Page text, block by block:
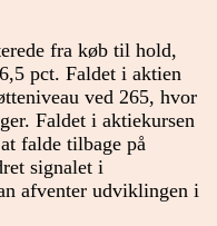
fra køb til hold,
pct. Faldet i aktien
ved 265, hvor
Faldet i aktiekursen
falde tilbage på
signalet i
afventer udviklingen i